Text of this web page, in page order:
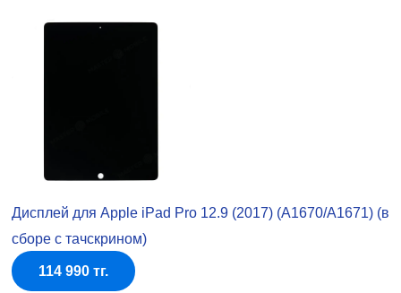
Дисплей для Apple iPad Pro 12.9 (2017) (A1670/A1671) (в
сборе с тачскрином)
114 990 тг.